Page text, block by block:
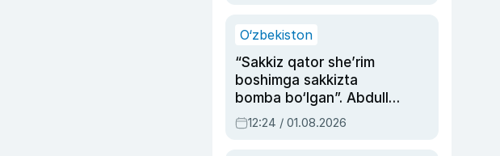
O‘zbekiston
“Sakkiz qator she’rim
boshimga sakkizta
bomba bo‘lgan”. Abdulla
Oripovni siyosiy
ayblovlardan asrab
12:24 / 01.08.2026